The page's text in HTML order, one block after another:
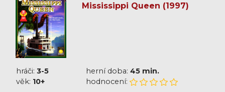
Mississippi Queen (1997)
hráči: 3-5 herní doba: 45 min.
věk: 10+ hodnocení: